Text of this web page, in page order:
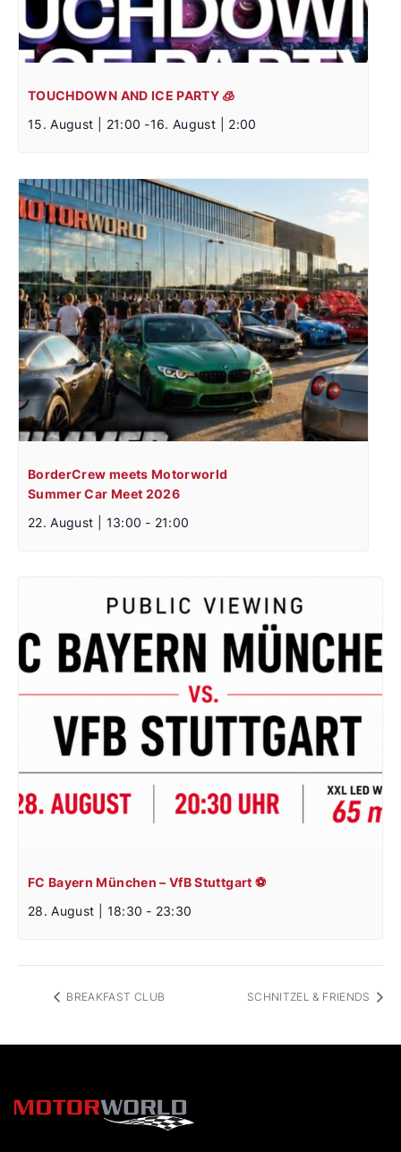
TOUCHDOWN AND ICE PARTY 🧊
15. August | 21:00 -16. August | 2:00
BorderCrew meets Motorworld
Summer Car Meet 2026
22. August | 13:00 - 21:00
FC Bayern München – VfB Stuttgart ⚽
28. August | 18:30 - 23:30
BREAKFAST CLUB SCHNITZEL & FRIENDS